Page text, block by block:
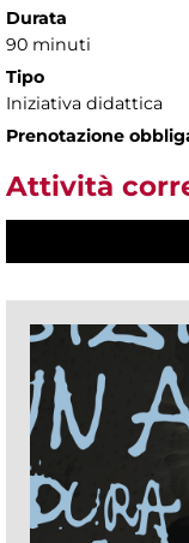
Durata
90 minuti
Tipo
Iniziativa didattica
Prenotazione
Attività